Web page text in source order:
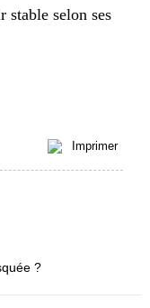
stable selon ses
Imprimer
?